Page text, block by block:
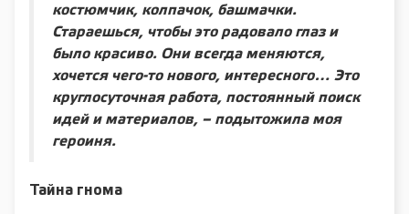
костюмчик, колпачок, башмачки.
Стараешься, чтобы это радовало глаз и
было красиво. Они всегда меняются,
хочется чего-то нового, интересного… Это
круглосуточная работа, постоянный поиск
идей и материалов, – подытожила моя
героиня.
Тайна гнома